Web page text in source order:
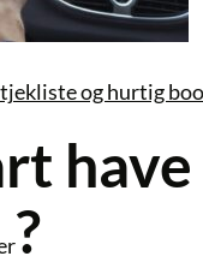
tjekliste og hurtig
have
?